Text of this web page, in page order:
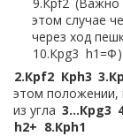
этом случае
через ход
10.Крg3 h1=Ф
2.Крf2 Крh3 3.
этом положении,
из угла 3…Крg3
h2+ 8.Крh1